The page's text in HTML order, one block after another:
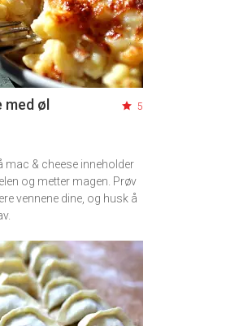
øl 5
mac & cheese inneholder
og metter magen. Prøv
vennene dine, og husk å